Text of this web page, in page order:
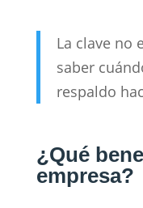
La clave no
saber
respaldo
¿Qué
empresa?